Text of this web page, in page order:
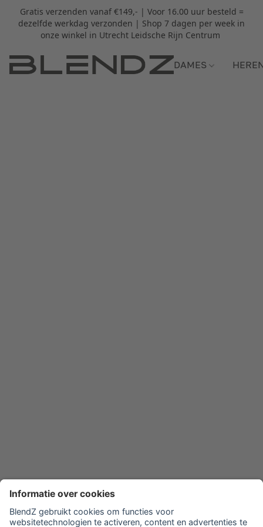
Gratis verzenden vanaf €149,- | Voor 16.00 uur besteld =
dezelfde werkdag verzonden | Shop 7 dagen per week in
onze winkel in Utrecht Leidsche Rijn Centrum
DAMES